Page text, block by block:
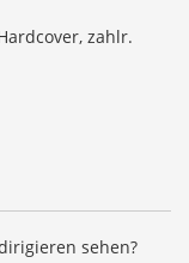
zahlr.
sehen?